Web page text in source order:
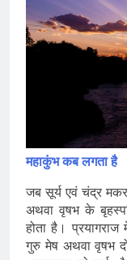
महाकुंभ कब लगता है
जब सूर्य एवं चंद्र
अथवा वृषभ के
होता है।
गुरु मेष अथवा वृषभ